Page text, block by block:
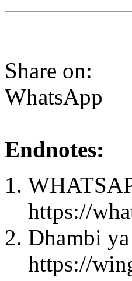
Share on:
WhatsApp
Endnotes:
https://
Dhambi
https://